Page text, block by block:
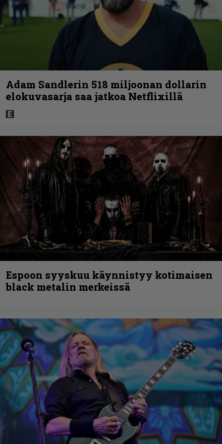
Adam Sandlerin 518 miljoonan dollarin
elokuvasarja saa jatkoa Netflixillä
Espoon syyskuu käynnistyy kotimaisen
black metalin merkeissä